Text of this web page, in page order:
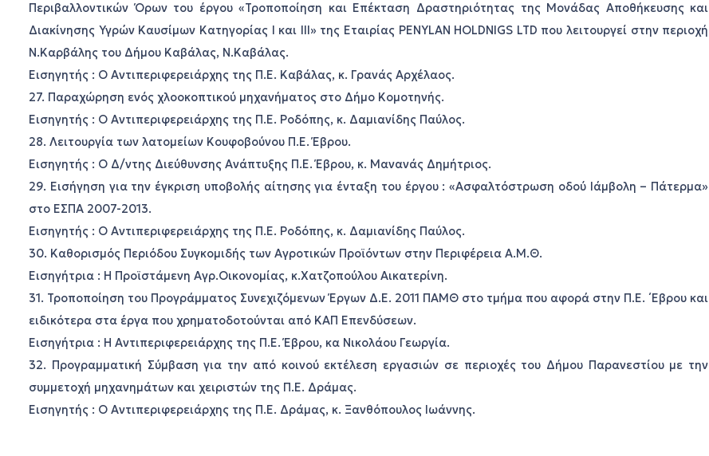
Περιβαλλοντικών Όρων του έργου «Τροποποίηση και Επέκταση Δραστηριότητας της Μονάδας Αποθήκευσης και
Διακίνησης Υγρών Καυσίμων Κατηγορίας Ι και ΙΙΙ» της Εταιρίας PENYLAN HOLDNIGS LTD που λειτουργεί στην περιοχή
Ν.Καρβάλης του Δήμου Καβάλας, Ν.Καβάλας.
Εισηγητής : Ο Αντιπεριφερειάρχης της Π.Ε. Καβάλας, κ. Γρανάς Αρχέλαος.
27. Παραχώρηση ενός χλοοκοπτικού μηχανήματος στο Δήμο Κομοτηνής.
Εισηγητής : Ο Αντιπεριφερειάρχης της Π.Ε. Ροδόπης, κ. Δαμιανίδης Παύλος.
28. Λειτουργία των λατομείων Κουφοβούνου Π.Ε. Έβρου.
Εισηγητής : Ο Δ/ντης Διεύθυνσης Ανάπτυξης Π.Ε. Έβρου, κ. Μανανάς Δημήτριος.
29. Εισήγηση για την έγκριση υποβολής αίτησης για ένταξη του έργου : «Ασφαλτόστρωση οδού Ιάμβολη – Πάτερμα»
στο ΕΣΠΑ 2007-2013.
Εισηγητής : Ο Αντιπεριφερειάρχης της Π.Ε. Ροδόπης, κ. Δαμιανίδης Παύλος.
30. Καθορισμός Περιόδου Συγκομιδής των Αγροτικών Προϊόντων στην Περιφέρεια Α.Μ.Θ.
Εισηγήτρια : Η Προϊστάμενη Αγρ.Οικονομίας, κ.Χατζοπούλου Αικατερίνη.
31. Τροποποίηση του Προγράμματος Συνεχιζόμενων Έργων Δ.Ε. 2011 ΠΑΜΘ στο τμήμα που αφορά στην Π.Ε. ΄Εβρου και
ειδικότερα στα έργα που χρηματοδοτούνται από ΚΑΠ Επενδύσεων.
Εισηγήτρια : Η Αντιπεριφερειάρχης της Π.Ε. Έβρου, κα Νικολάου Γεωργία.
32. Προγραμματική Σύμβαση για την από κοινού εκτέλεση εργασιών σε περιοχές του Δήμου Παρανεστίου με την
συμμετοχή μηχανημάτων και χειριστών της Π.Ε. Δράμας.
Εισηγητής : Ο Αντιπεριφερειάρχης της Π.Ε. Δράμας, κ. Ξανθόπουλος Ιωάννης.